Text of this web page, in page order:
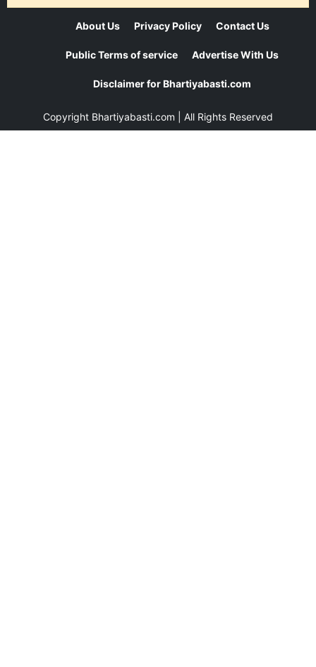
About Us Privacy Policy Contact Us
Public Terms of service Advertise With Us
Disclaimer for Bhartiyabasti.com
Copyright Bhartiyabasti.com | All Rights Reserved